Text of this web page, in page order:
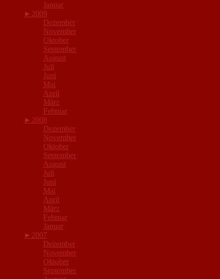
Januar
► 2009
Dezember
November
Oktober
September
August
Juli
Juni
Mai
April
März
Februar
► 2008
Dezember
November
Oktober
September
August
Juli
Juni
Mai
April
März
Februar
Januar
► 2007
Dezember
November
Oktober
September